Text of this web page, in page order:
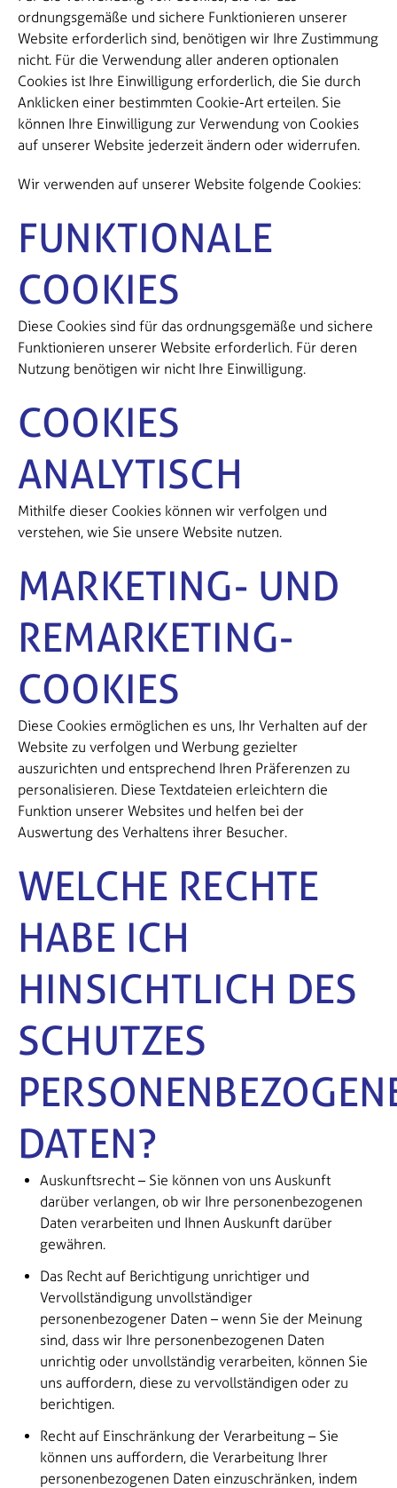
ordnungsgemäße und sichere Funktionieren unserer
Website erforderlich sind, benötigen wir Ihre Zustimmung
nicht. Für die Verwendung aller anderen optionalen
Cookies ist Ihre Einwilligung erforderlich, die Sie durch
Anklicken einer bestimmten Cookie-Art erteilen. Sie
können Ihre Einwilligung zur Verwendung von Cookies
auf unserer Website jederzeit ändern oder widerrufen.
Wir verwenden auf unserer Website folgende Cookies:
FUNKTIONALE
COOKIES
Diese Cookies sind für das ordnungsgemäße und sichere
Funktionieren unserer Website erforderlich. Für deren
Nutzung benötigen wir nicht Ihre Einwilligung.
COOKIES
ANALYTISCH
Mithilfe dieser Cookies können wir verfolgen und
verstehen, wie Sie unsere Website nutzen.
MARKETING- UND
REMARKETING-
COOKIES
Diese Cookies ermöglichen es uns, Ihr Verhalten auf der
Website zu verfolgen und Werbung gezielter
auszurichten und entsprechend Ihren Präferenzen zu
personalisieren. Diese Textdateien erleichtern die
Funktion unserer Websites und helfen bei der
Auswertung des Verhaltens ihrer Besucher.
WELCHE RECHTE
HABE ICH
HINSICHTLICH DES
SCHUTZES
DATEN?
Auskunftsrecht – Sie können von uns Auskunft
darüber verlangen, ob wir Ihre personenbezogenen
Daten verarbeiten und Ihnen Auskunft darüber
gewähren.
Das Recht auf Berichtigung unrichtiger und
Vervollständigung unvollständiger
personenbezogener Daten – wenn Sie der Meinung
sind, dass wir Ihre personenbezogenen Daten
unrichtig oder unvollständig verarbeiten, können Sie
uns auffordern, diese zu vervollständigen oder zu
berichtigen.
Recht auf Einschränkung der Verarbeitung – Sie
können uns auffordern, die Verarbeitung Ihrer
personenbezogenen Daten einzuschränken, indem